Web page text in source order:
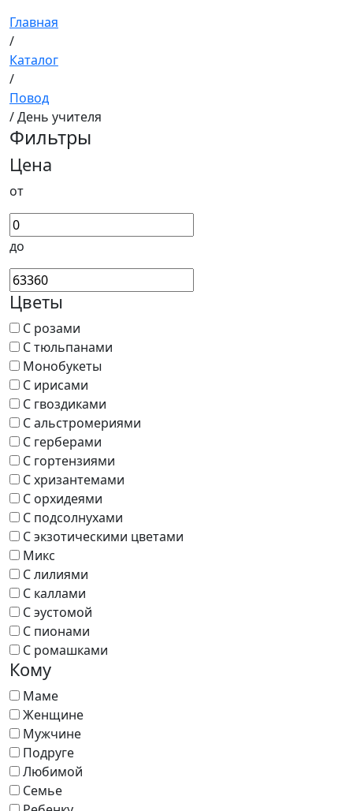
Главная
/
Каталог
/
Повод
/ День учителя
Фильтры
Цена
от
до
Цветы
С розами
С тюльпанами
Монобукеты
С ирисами
С гвоздиками
С альстромериями
С герберами
С гортензиями
С хризантемами
С орхидеями
С подсолнухами
С экзотическими цветами
Микс
С лилиями
С каллами
С эустомой
С пионами
С ромашками
Кому
Маме
Женщине
Мужчине
Подруге
Любимой
Семье